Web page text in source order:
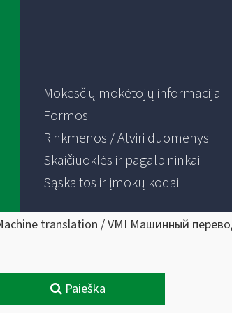
Mokesčių mokėtojų informacija
Formos
Rinkmenos / Atviri duomenys
Skaičiuoklės ir pagalbininkai
Sąskaitos ir įmokų kodai
translation / VMI Машинный
Paieška